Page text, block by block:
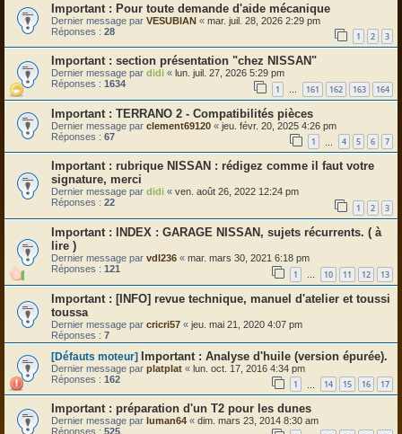
Pour toute demande d'aide mécanique
Dernier message par VESUBIAN « mar. juil. 28, 2026 2:29 pm
Réponses : 28 1 2 3
section présentation "chez NISSAN"
Dernier message par didi « lun. juil. 27, 2026 5:29 pm
Réponses : 1634 1 … 161 162 163 164
TERRANO 2 - Compatibilités pièces
Dernier message par clement69120 « jeu. févr. 20, 2025 4:26 pm
Réponses : 67 1 4 5 6 7
rubrique NISSAN : rédigez comme il faut votre
signature, merci
Dernier message par didi « ven. août 26, 2022 12:24 pm
Réponses : 22 1 2 3
INDEX : GARAGE NISSAN, sujets récurrents. ( à
lire )
Dernier message par vdl236 « mar. mars 30, 2021 6:18 pm
Réponses : 121 1 … 10 11 12 13
[INFO] revue technique, manuel d'atelier et toussi
toussa
Dernier message par cricri57 « jeu. mai 21, 2020 4:07 pm
Réponses : 7
[Défauts moteur] Analyse d'huile (version épurée).
Dernier message par platplat « lun. oct. 17, 2016 4:34 pm
Réponses : 162 1 14 15 16 17
préparation d'un T2 pour les dunes
Dernier message par luman64 « dim. mars 23, 2014 8:30 am
Réponses : 525